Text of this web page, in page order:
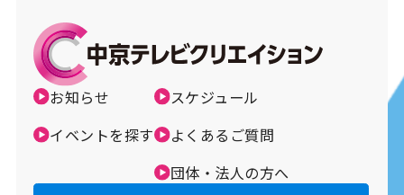
メルマガ登録
お知らせ
イベントを探す
スケジュール
よくあるご質問
団体・法人の方へ